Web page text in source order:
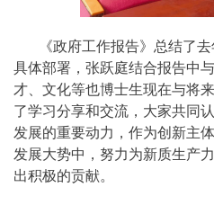
《政府工作报告》总结了
具体部署，张跃庭结合报告中
才、文化等也博士生现在与将
了学习分享和交流，大家共同
发展的重要动力，作为创新主
发展大势中，努力为新质生产
出积极的贡献。